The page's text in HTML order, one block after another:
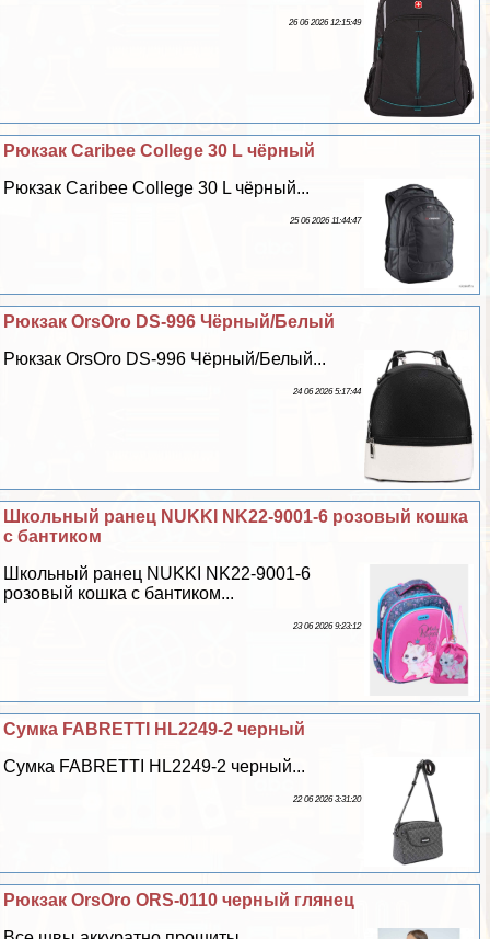
26 06 2026 12:15:49
Рюкзак Caribee College 30 L чёрный
Рюкзак Caribee College 30 L чёрный...
25 06 2026 11:44:47
Рюкзак OrsOro DS-996 Чёрный/Белый
Рюкзак OrsOro DS-996 Чёрный/Белый...
24 06 2026 5:17:44
Школьный ранец NUKKI NK22-9001-6 розовый кошка
с бантиком
Школьный ранец NUKKI NK22-9001-6
розовый кошка с бантиком...
23 06 2026 9:23:12
Сумка FABRETTI HL2249-2 черный
Сумка FABRETTI HL2249-2 черный...
22 06 2026 3:31:20
Рюкзак OrsOro ORS-0110 черный глянец